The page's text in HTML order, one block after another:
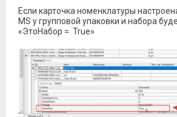
Если карточка номенклатуры
MS у групповой упаковки и набора
«ЭтоНабор = True»